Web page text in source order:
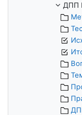
ДПП